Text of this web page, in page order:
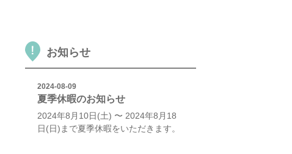
お知らせ
2024-08-09
夏季休暇のお知らせ
2024年8月10日(土) 〜 2024年8月18
日(日)まで夏季休暇をいただきます。